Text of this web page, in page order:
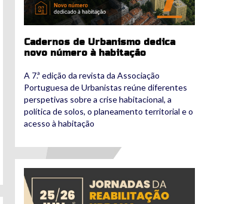
Cadernos de Urbanismo dedica
novo número à habitação
A 7.ª edição da revista da Associação
Portuguesa de Urbanistas reúne diferentes
perspetivas sobre a crise habitacional, a
política de solos, o planeamento territorial e o
acesso à habitação
noticia_1_2500_2500.jpg